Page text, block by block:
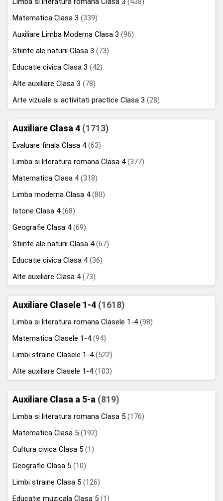
Matematica Clasa 3 (339)
Auxiliare Limba Moderna Clasa 3 (96)
Stiinte ale naturii Clasa 3 (73)
Educatie civica Clasa 3 (42)
Alte auxiliare Clasa 3 (78)
Arte vizuale si activitati practice Clasa 3 (28)
Auxiliare Clasa 4 (1713)
Evaluare finala Clasa 4(63)
Limba si literatura romana Clasa 4(377)
Matematica Clasa 4(318)
Limba moderna Clasa 4(80)
Istorie Clasa 4(68)
Geografie Clasa 4(69)
Stiinte ale naturii Clasa 4(67)
Educatie civica Clasa 4(36)
Alte auxiliare Clasa 4(73)
Auxiliare Clasele 1-4 (1618)
Limba si literatura romana Clasele 1-4(98)
Matematica Clasele 1-4(94)
Limbi straine Clasele 1-4(522)
Alte auxiliare Clasele 1-4(103)
Auxiliare Clasa a 5-a (819)
Limba si literatura romana Clasa 5 (176)
Matematica Clasa 5 (192)
Cultura civica Clasa 5 (1)
Geografie Clasa 5 (10)
Limbi straine Clasa 5 (126)
Educatie muzicala Clasa 5 (1)